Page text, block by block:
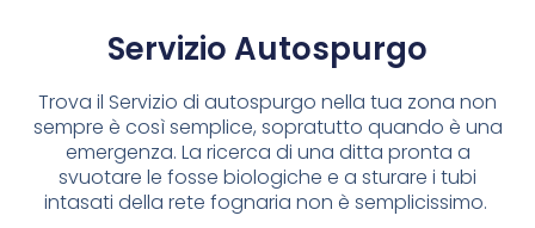
Servizio Autospurgo
Trova il Servizio di autospurgo nella tua zona non
sempre è così semplice, sopratutto quando è una
emergenza. La ricerca di una ditta pronta a
svuotare le fosse biologiche e a sturare i tubi
intasati della rete fognaria non è semplicissimo.